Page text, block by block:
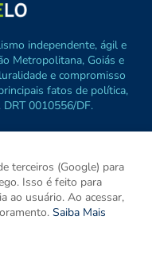
independente, ágil e
Metropolitana, Goiás e
e compromisso
fatos de política,
0010556/DF.
terceiros (Google) para
Isso é feito para
ao usuário. Ao acessar,
Saiba Mais